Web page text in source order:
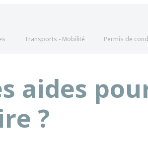
Transports - Mobilité Permis de
aides
?